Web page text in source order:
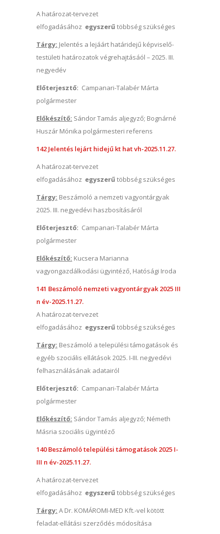
A határozat-tervezet
elfogadásához egyszerű többség szükséges
Tárgy: Jelentés a lejáárt határidejű képviselő-
testületi határozatok végrehajtásáól – 2025. III.
negyedév
Előterjesztő: Campanari-Talabér Márta
polgármester
Előkészítő: Sándor Tamás aljegyző; Bognárné
Huszár Mónika polgármesteri referens
142 Jelentés lejárt hidejű kt hat vh-2025.11.27.
A határozat-tervezet
elfogadásához egyszerű többség szükséges
Tárgy: Beszámoló a nemzeti vagyontárgyak
2025. III. negyedévi haszbosításáról
Előterjesztő: Campanari-Talabér Márta
polgármester
Előkészítő: Kucsera Marianna
vagyongazdálkodási ügyintéző, Hatósági Iroda
141 Beszámoló nemzeti vagyontárgyak 2025 III
n év-2025.11.27.
A határozat-tervezet
elfogadásához egyszerű többség szükséges
Tárgy: Beszámoló a települési támogatások és
egyéb szociális ellátások 2025. I-III. negyedévi
felhasználásának adatairól
Előterjesztő: Campanari-Talabér Márta
polgármester
Előkészítő: Sándor Tamás aljegyző; Németh
Másria szociális ügyintéző
140 Beszámoló települési támogatások 2025 I-
III n év-2025.11.27.
A határozat-tervezet
elfogadásához egyszerű többség szükséges
Tárgy: A Dr. KOMÁROMI-MED Kft.-vel kötött
feladat-ellátási szerződés módosítása